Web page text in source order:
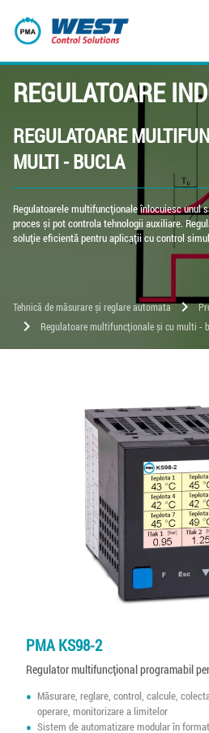
REGULATOARE
REGULATOARE
MULTI - BUCLA
Regulatoarele multifuncționale înlocuiesc unul
proces și pot controla tehnologii auxiliare.
soluție eficientă pentru aplicații cu control
Tehnică de măsurare și reglare automata chevron_right
chevron_right Regulatoare multifuncționale și cu multi -
PMA KS98-2
Regulator multifuncțional programabil
Măsurare, reglare, control, calcule,
operare, monitorizare a limitelor
Sistem de automatizare modular în